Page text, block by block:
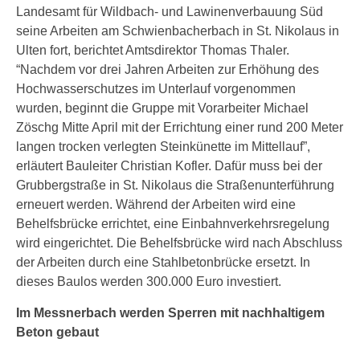
Landesamt für Wildbach- und Lawinenverbauung Süd
seine Arbeiten am Schwienbacherbach in St. Nikolaus in
Ulten fort, berichtet Amtsdirektor Thomas Thaler.
“Nachdem vor drei Jahren Arbeiten zur Erhöhung des
Hochwasserschutzes im Unterlauf vorgenommen
wurden, beginnt die Gruppe mit Vorarbeiter Michael
Zöschg Mitte April mit der Errichtung einer rund 200 Meter
langen trocken verlegten Steinkünette im Mittellauf”,
erläutert Bauleiter Christian Kofler. Dafür muss bei der
Grubbergstraße in St. Nikolaus die Straßenunterführung
erneuert werden. Während der Arbeiten wird eine
Behelfsbrücke errichtet, eine Einbahnverkehrsregelung
wird eingerichtet. Die Behelfsbrücke wird nach Abschluss
der Arbeiten durch eine Stahlbetonbrücke ersetzt. In
dieses Baulos werden 300.000 Euro investiert.
Im Messnerbach werden Sperren mit nachhaltigem
Beton gebaut